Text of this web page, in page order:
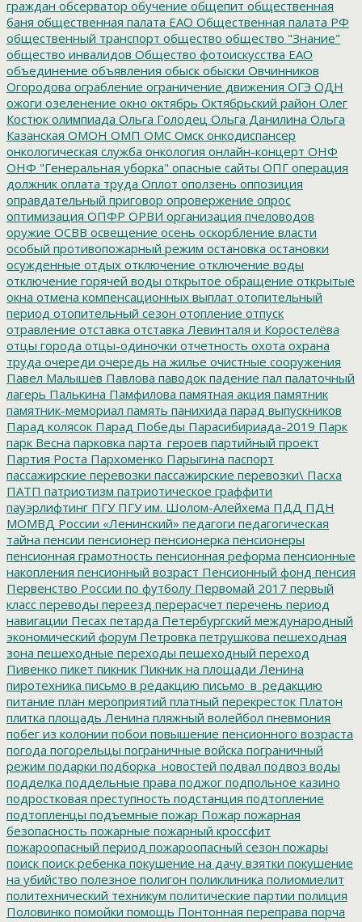
граждан обсерватор обучение общепит общественная
баня общественная палата ЕАО Общественная палата РФ
общественный транспорт общество общество "Знание"
общество инвалидов Общество фотоискусства ЕАО
объединение объявления обыск обыски Овчинников
Огородова ограбление ограничение движения ОГЭ ОДН
ожоги озеленение окно октябрь Октябрьский район Олег
Костюк олимпиада Ольга Голодец Ольга Данилина Ольга
Казанская ОМОН ОМП ОМС Омск онкодиспансер
онкологическая служба онкология онлайн-концерт ОНФ
ОНФ "Генеральная уборка" опасные сайты ОПГ операция
должник оплата труда Оплот оползень оппозиция
оправдательный приговор опровержение опрос
оптимизация ОПФР ОРВИ организация пчеловодов
оружие ОСВВ освещение осень оскорбление власти
особый противопожарный режим остановка остановки
осужденные отдых отключение отключение воды
отключение горячей воды открытое обращение открытые
окна отмена компенсационных выплат отопительный
период отопительный сезон отопление отпуск
отравление отставка отставка Левинталя и Коростелёва
отцы города отцы-одиночки отчетность охота охрана
труда очереди очередь на жилье очистные сооружения
Павел Малышев Павлова паводок падение пал палаточный
лагерь Палькина Памфилова памятная акция памятник
памятник-мемориал память панихида парад выпускников
Парад колясок Парад Победы Парасибириада-2019 Парк
парк Весна парковка парта_героев партийный проект
Партия Роста Пархоменко Парыгина паспорт
пассажирские перевозки пассажирские перевозки\ Пасха
ПАТП патриотизм патриотическое граффити
пауэрлифтинг ПГУПГУ им. Шолом-Алейхема ПДД ПДН
МОМВД России «Ленинский» педагоги педагогическая
тайна пенсии пенсионер пенсионерка пенсионеры
пенсионная грамотность пенсионная реформа пенсионные
накопления пенсионный возраст Пенсионный фонд пенсия
Первенство России по футболу Первомай 2017 первый
класс переводы переезд перерасчет перечень период
навигации Песах петарда Петербургский международный
экономический форум Петровка петрушкова пешеходная
зона пешеходные переходы пешеходный переход
Пивенко пикет пикник Пикник на площади Ленина
пиротехника письмо в редакцию письмо_в_редакцию
питание план мероприятий платный перекресток Платон
плитка площадь Ленина пляжный волейбол пневмония
побег из колонии побои повышение пенсионного возраста
погода погорельцы пограничные войска пограничный
режим подарки подборка_новостей подвал подвоз воды
подделка поддельные права поджог подпольное казино
подростковая преступность подстанция подтопление
подтопленцы подъемные пожар Пожар пожарная
безопасность пожарные пожарный кроссфит
пожароопасный период пожароопасный сезон пожары
поиск поиск ребенка покушение на дачу взятки покушение
на убийство полезное полигон поликлиника полиомиелит
политехнический техникум политические партии полиция
Половинко помойки помощь Понтонная переправа порча